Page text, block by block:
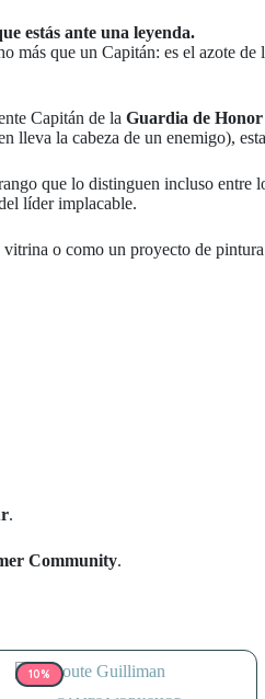
estás ante una leyenda.
más que un Capitán: es el azote
Capitán de la Guardia de
lleva la cabeza de un enemigo),
que lo distinguen incluso entre
líder implacable.
vitrina o como un proyecto de
.
Community.
10%